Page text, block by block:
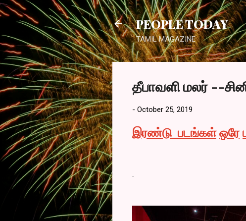
PEOPLE TODAY
TAMIL MAGAZINE
தீபாவளி மலர் --
- October 25, 2019
இரண்டு படங்கள் ஒரே